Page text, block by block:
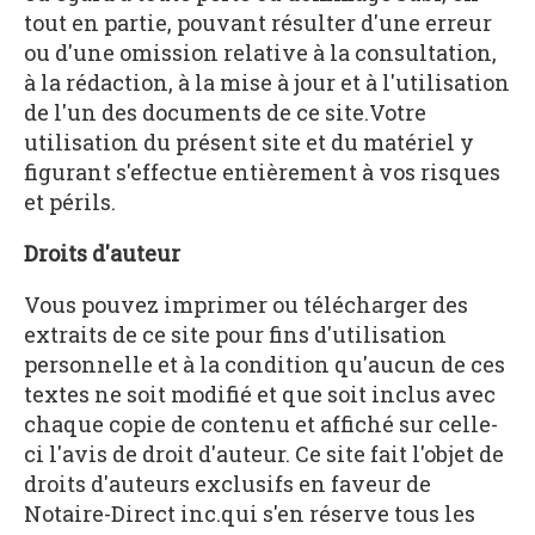
tout en partie, pouvant résulter d'une erreur
ou d'une omission relative à la consultation,
à la rédaction, à la mise à jour et à l'utilisation
de l'un des documents de ce site.Votre
utilisation du présent site et du matériel y
figurant s'effectue entièrement à vos risques
et périls.
Droits d'auteur
Vous pouvez imprimer ou télécharger des
extraits de ce site pour fins d'utilisation
personnelle et à la condition qu'aucun de ces
textes ne soit modifié et que soit inclus avec
chaque copie de contenu et affiché sur celle-
ci l'avis de droit d'auteur. Ce site fait l'objet de
droits d'auteurs exclusifs en faveur de
Notaire-Direct inc.qui s'en réserve tous les